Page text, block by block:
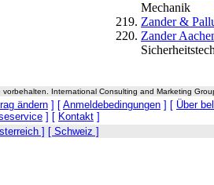
Mechanik
Zander &
Zander
International Consulting and Marketing
ändern ] [ Anmeldebedingungen ] [ Über
] [ Kontakt ]
] [ Schweiz ]